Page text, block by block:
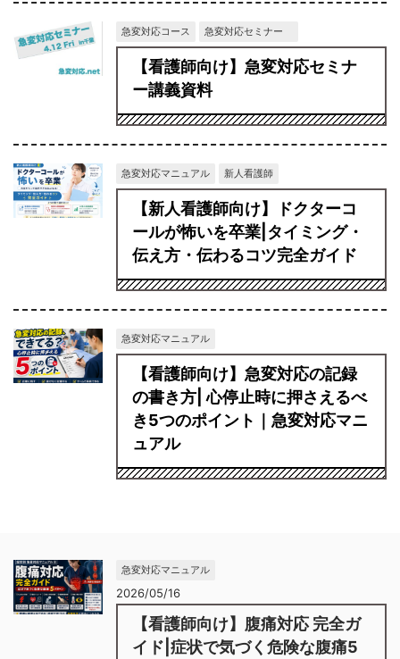
急変対応コース 急変対応セミナー
【看護師向け】急変対応セミナ
ー講義資料
急変対応マニュアル 新人看護師
【新人看護師向け】ドクターコ
ールが怖いを卒業|タイミング・
伝え方・伝わるコツ完全ガイド
急変対応マニュアル
【看護師向け】急変対応の記録
の書き方| 心停止時に押さえるべ
き5つのポイント｜急変対応マニ
ュアル
急変対応マニュアル
2026/05/16
【看護師向け】腹痛対応 完全ガ
イド|症状で気づく危険な腹痛5